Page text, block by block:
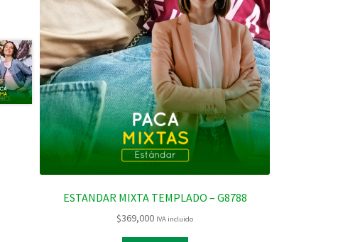
ESTANDAR MIXTA TEMPLADO – G8788
$369,000 IVA incluido